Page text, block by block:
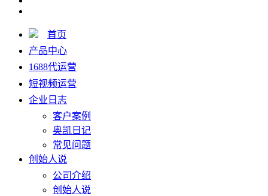
首页
产品中心
1688代运营
短视频运营
企业日志
客户案例
奥凯日记
常见问题
创始人说
公司介绍
创始人说